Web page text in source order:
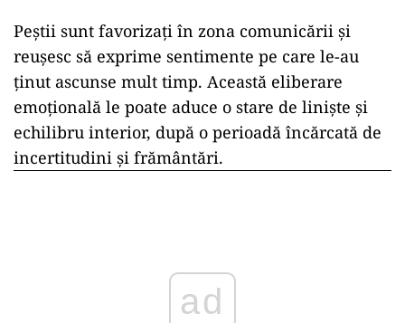
Peștii sunt favorizați în zona comunicării și
reușesc să exprime sentimente pe care le-au
ținut ascunse mult timp. Această eliberare
emoțională le poate aduce o stare de liniște și
echilibru interior, după o perioadă încărcată de
incertitudini și frământări.
ad